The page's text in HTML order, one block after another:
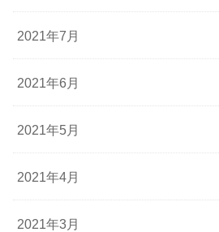
2021年7月
2021年6月
2021年5月
2021年4月
2021年3月